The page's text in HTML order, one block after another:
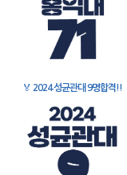
🏅 2024 성균관대 9명합격!!